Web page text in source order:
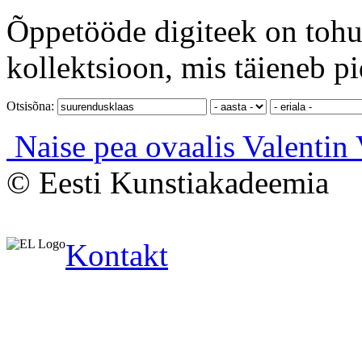
Õppetööde digiteek on
kollektsioon, mis täieneb
Otsisõna:
Naise pea ovaalis Valentin
© Eesti Kunstiakadeemia
Kontakt